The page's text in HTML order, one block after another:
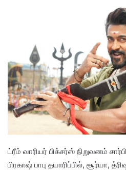
ட்ரீம் வாரியர் பிக்சர்ஸ் நிறுவனம்
பிரகாஷ் பாபு தயாரிப்பில், சூர்யா,